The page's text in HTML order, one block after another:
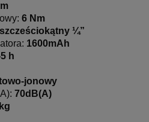
6 Nm
szcześciokątny ¼”
1600mAh
h
jonowy
70dB(A)